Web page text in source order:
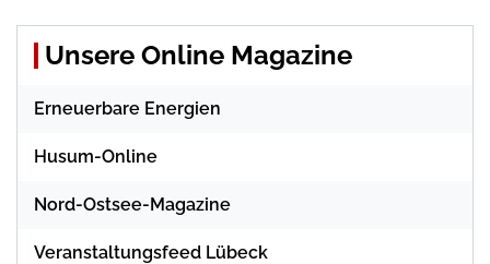
Unsere Online Magazine
Erneuerbare Energien
Husum-Online
Nord-Ostsee-Magazine
Veranstaltungsfeed Lübeck